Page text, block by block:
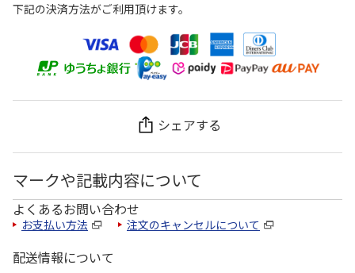
下記の決済方法がご利用頂けます。
シェアする
マークや記載内容について
よくあるお問い合わせ
お支払い方法 注文のキャンセルについて
配送情報について